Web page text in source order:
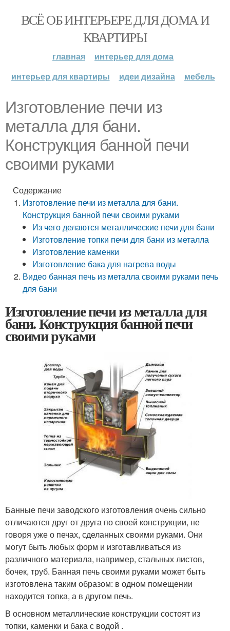
ВСЁ ОБ ИНТЕРЬЕРЕ ДЛЯ ДОМА И
КВАРТИРЫ
главная
интерьер для дома
интерьер для квартиры
идеи дизайна мебель
Изготовление печи из
металла для бани.
Конструкция банной печи
своими руками
Содержание
Изготовление печи из металла для бани.
Конструкция банной печи своими руками
Из чего делаются металлические печи для бани
Изготовление топки печи для бани из металла
Изготовление каменки
Изготовление бака для нагрева воды
Видео банная печь из металла своими руками печь
для бани
Изготовление печи из металла для
бани. Конструкция банной печи
своими руками
Банные печи заводского изготовления очень сильно
отличаются друг от друга по своей конструкции, не
говоря уже о печах, сделанных своими руками. Они
могут быть любых форм и изготавливаться из
различного материала, например, стальных листов,
бочек, труб. Банная печь своими руками может быть
изготовлена таким образом: в одном помещении
находится топка, а в другом печь.
В основном металлические конструкции состоят из
топки, каменки и бака с водой .